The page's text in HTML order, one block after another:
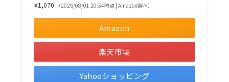
¥1,070
（2026/08/01 20:54時点 | Amazon調べ）
Amazon
楽天市場
Yahooショッピング